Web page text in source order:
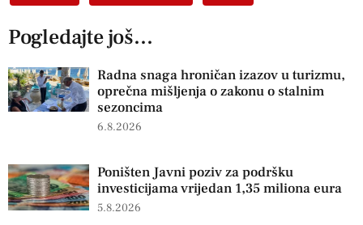
Pogledajte još...
Radna snaga hroničan izazov u turizmu,
oprečna mišljenja o zakonu o stalnim
sezoncima
6.8.2026
Poništen Javni poziv za podršku
investicijama vrijedan 1,35 miliona eura
5.8.2026